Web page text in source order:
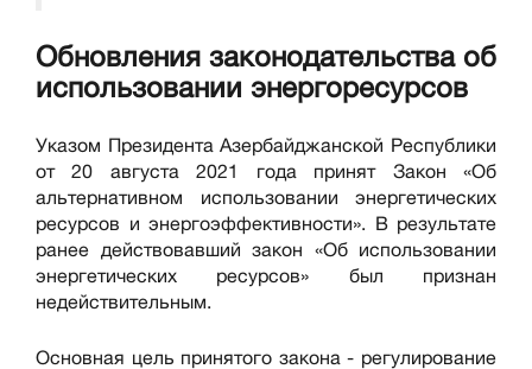
Обновления законодательства об
использовании энергоресурсов
Указом Президента Азербайджанской Республики
от 20 августа 2021 года принят Закон «Об
альтернативном использовании энергетических
ресурсов и энергоэффективности». В результате
ранее действовавший закон «Об использовании
энергетических ресурсов» был признан
недействительным.
Основная цель принятого закона - регулирование